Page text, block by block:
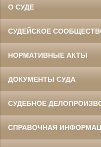
О СУДЕ
СУДЕЙСКОЕ
НОРМАТИВНЫЕ АКТЫ
ДОКУМЕНТЫ СУДА
СУДЕБНОЕ
СПРАВОЧНАЯ